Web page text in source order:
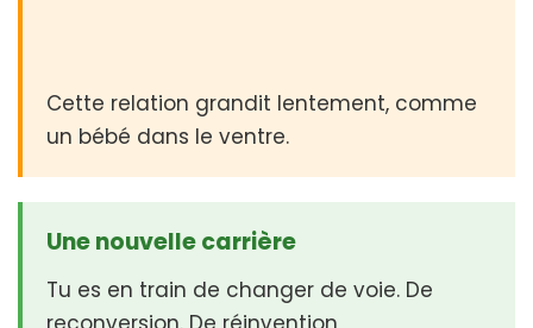
Cette relation grandit lentement, comme
un bébé dans le ventre.
Une nouvelle carrière
Tu es en train de changer de voie. De